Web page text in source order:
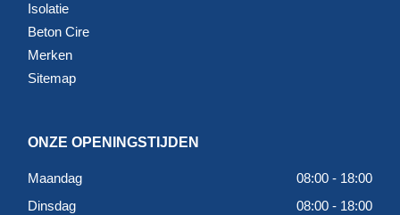
Isolatie
Beton Cire
Merken
Sitemap
ONZE OPENINGSTIJDEN
Maandag
08:00 - 18:00
Dinsdag
08:00 - 18:00